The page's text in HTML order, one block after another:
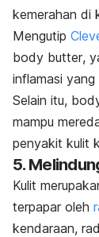
kemerahan di
Mengutip
body butter,
inflamasi
Selain itu,
mampu
penyakit kulit
5.
Kulit
terpapar oleh
kendaraan,